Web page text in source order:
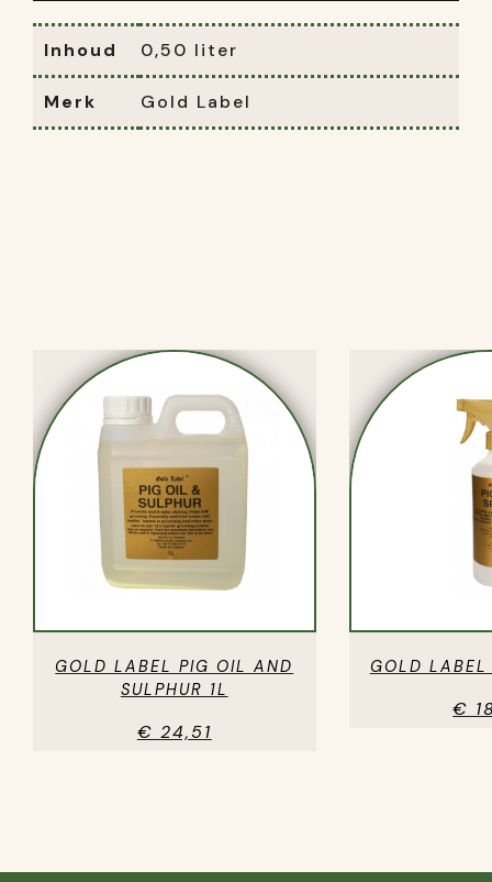
Inhoud 0,50 liter
Merk Gold Label
GOLD LABEL PIG OIL AND
SULPHUR 1L
€ 24,51
GOLD
€